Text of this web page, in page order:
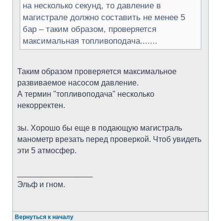
на несколько секунд, то давление в
магистрале должно составить не менее 5
бар – таким образом, проверяется
максимальная топливоподача.......
Таким образом проверяется максимальное
развиваемое насосом давление.
А термин "топливоподача" несколько
некорректен.
зы. Хорошо бы еще в подающую магистраль
манометр врезать перед проверкой. Чтоб увидеть
эти 5 атмосфер.
Эльф и гном.
Вернуться к началу